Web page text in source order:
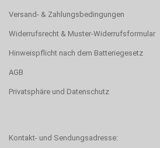
Versand- & Zahlungsbedingungen
Widerrufsrecht & Muster-Widerrufsformular
Hinweispflicht nach dem Batteriegesetz
AGB
Privatsphäre und Datenschutz
Kontakt- und Sendungsadresse: